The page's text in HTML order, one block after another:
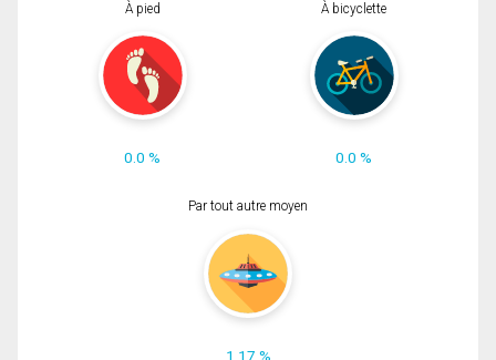
À pied
0.0 %
À bicyclette
0.0 %
Par tout autre moyen
1.17 %